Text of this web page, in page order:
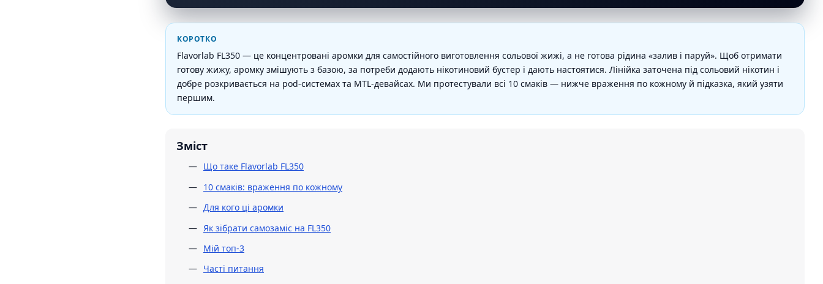
КОРОТКО
Flavorlab FL350 — це концентровані аромки для самостійного виготовлення сольової жижі, а не готова рідина «залив і паруй». Щоб отримати
готову жижу, аромку змішують з базою, за потреби додають нікотиновий бустер і дають настоятися. Лінійка заточена під сольовий нікотин і
добре розкривається на pod-системах та MTL-девайсах. Ми протестували всі 10 смаків — нижче враження по кожному й підказка, який узяти
першим.
Зміст
Що таке Flavorlab FL350
10 смаків: враження по кожному
Для кого ці аромки
Як зібрати самозаміс на FL350
Мій топ-3
Часті питання